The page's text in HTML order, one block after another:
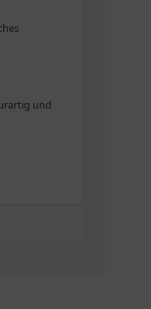
und